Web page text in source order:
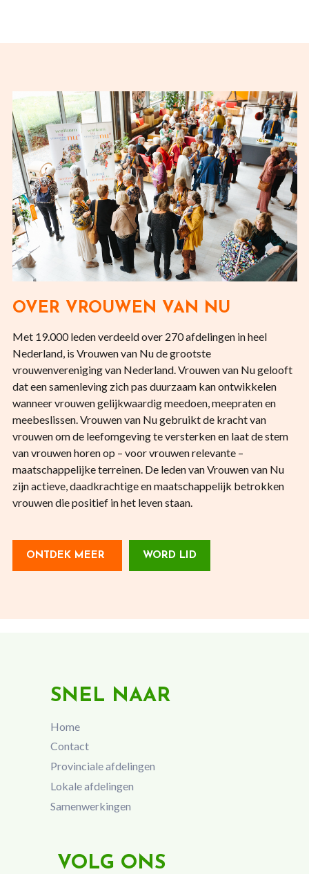
OVER VROUWEN VAN NU
Met 19.000 leden verdeeld over 270 afdelingen in heel
Nederland, is Vrouwen van Nu de grootste
vrouwenvereniging van Nederland. Vrouwen van Nu gelooft
dat een samenleving zich pas duurzaam kan ontwikkelen
wanneer vrouwen gelijkwaardig meedoen, meepraten en
meebeslissen. Vrouwen van Nu gebruikt de kracht van
vrouwen om de leefomgeving te versterken en laat de stem
van vrouwen horen op – voor vrouwen relevante –
maatschappelijke terreinen. De leden van Vrouwen van Nu
zijn actieve, daadkrachtige en maatschappelijk betrokken
vrouwen die positief in het leven staan.
ONTDEK MEER WORD LID
SNEL NAAR
Home
Contact
Provinciale afdelingen
Lokale afdelingen
Samenwerkingen
VOLG ONS